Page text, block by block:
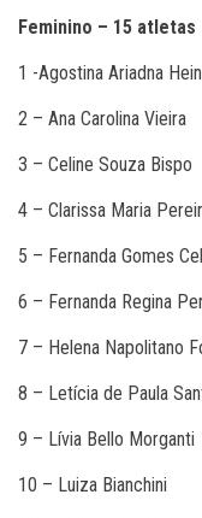
Feminino – 15 atletas
1 -Agostina Ariadna Hein
2 – Ana Carolina Vieira
3 – Celine Souza Bispo
4 – Clarissa Maria
5 – Fernanda Gomes
6 – Fernanda Regina
7 – Helena Napolitano
8 – Letícia de Paula
9 – Lívia Bello Morganti
10 – Luiza Bianchini